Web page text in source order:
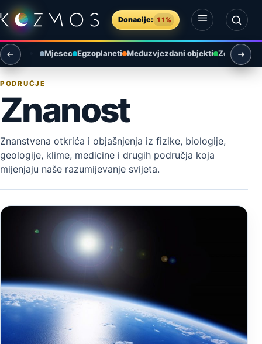
Preskoči na sadržaj
Donacije: 11%
Otvori izbornik
Otvori pretragu
Mjesec Egzoplaneti Međuzvjezdani objekti Zemlja i
PODRUČJE
Znanost
Znanstvena otkrića i objašnjenja iz fizike, biologije,
geologije, klime, medicine i drugih područja koja
mijenjaju naše razumijevanje svijeta.